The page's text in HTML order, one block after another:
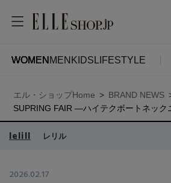
WOMEN MEN KIDS LIFESTYLE
WOMENMENKIDSLIFESTYLE
ITEMS
ACCOUNT
お気に入りアイテム
SEE RESULTS
エル・ショップHome BRAND NEWS
SUPRING FAIR ―ハイテクボートネッ
lelill レリル
2026.02.17